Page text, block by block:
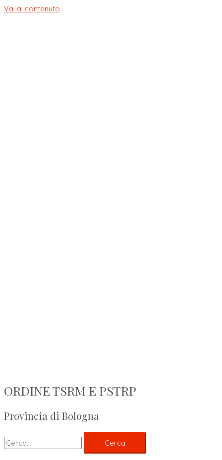
Vai al contenuto
ORDINE TSRM E PSTRP
Provincia di Bologna
Cerca